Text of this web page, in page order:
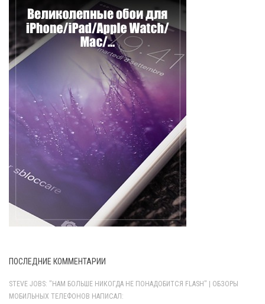
ПОСЛЕДНИЕ КОММЕНТАРИИ
STEVE JOBS: "НАМ БОЛЬШЕ НИКОГДА НЕ ПОНАДОБИТСЯ FLASH" | ОБЗОРЫ
МОБИЛЬНЫХ ТЕЛЕФОНОВ НАПИСАЛ: